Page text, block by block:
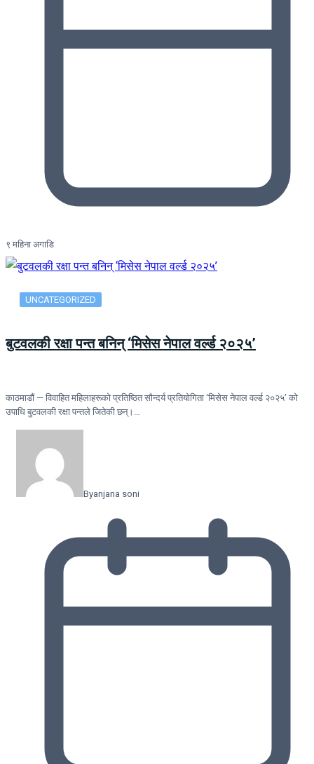
९ महिना अगाडि
UNCATEGORIZED
बुटवलकी रक्षा पन्त बनिन् ‘मिसेस नेपाल वर्ल्ड २०२५’
काठमाडौं — विवाहित महिलाहरूको प्रतिष्ठित सौन्दर्य प्रतियोगिता ‘मिसेस नेपाल वर्ल्ड २०२५’ को
उपाधि बुटवलकी रक्षा पन्तले जितेकी छन्।…
Byanjana soni